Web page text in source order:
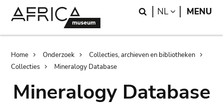
Search
NL LANGUAGE
MENU
Breadcrumb
Home Onderzoek
Collecties, archieven en bibliotheken
Collecties
Mineralogy Database
Mineralogy Database